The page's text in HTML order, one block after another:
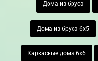
Дома из бруса
Дома из бруса 6х5
Каркасные дома 6х6